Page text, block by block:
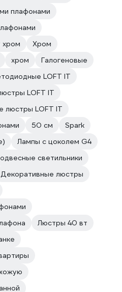
плафонами
хром
Хром
хром
Галогеновые
LOFT IT
LOFT IT
люстры LOFT IT
50 см
Spark
Лампы с цоколем G4
светильники
Декоративные люстры
Люстры 40 вт